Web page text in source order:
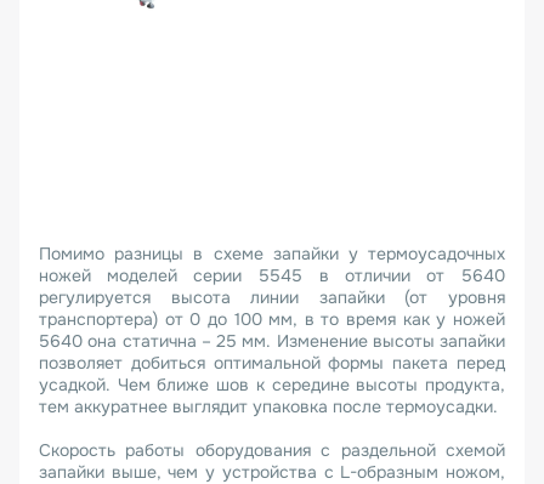
Помимо разницы в схеме запайки у термоусадочных
ножей моделей серии 5545 в отличии от 5640
регулируется высота линии запайки (от уровня
транспортера) от 0 до 100 мм, в то время как у ножей
5640 она статична – 25 мм. Изменение высоты запайки
позволяет добиться оптимальной формы пакета перед
усадкой. Чем ближе шов к середине высоты продукта,
тем аккуратнее выглядит упаковка после термоусадки.
Скорость работы оборудования с раздельной схемой
запайки выше, чем у устройства с L-образным ножом,